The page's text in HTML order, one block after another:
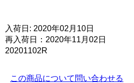
入荷日: 2020年02月10日
再入荷日：2020年11月02日
20201102R
この商品について問い合わせる